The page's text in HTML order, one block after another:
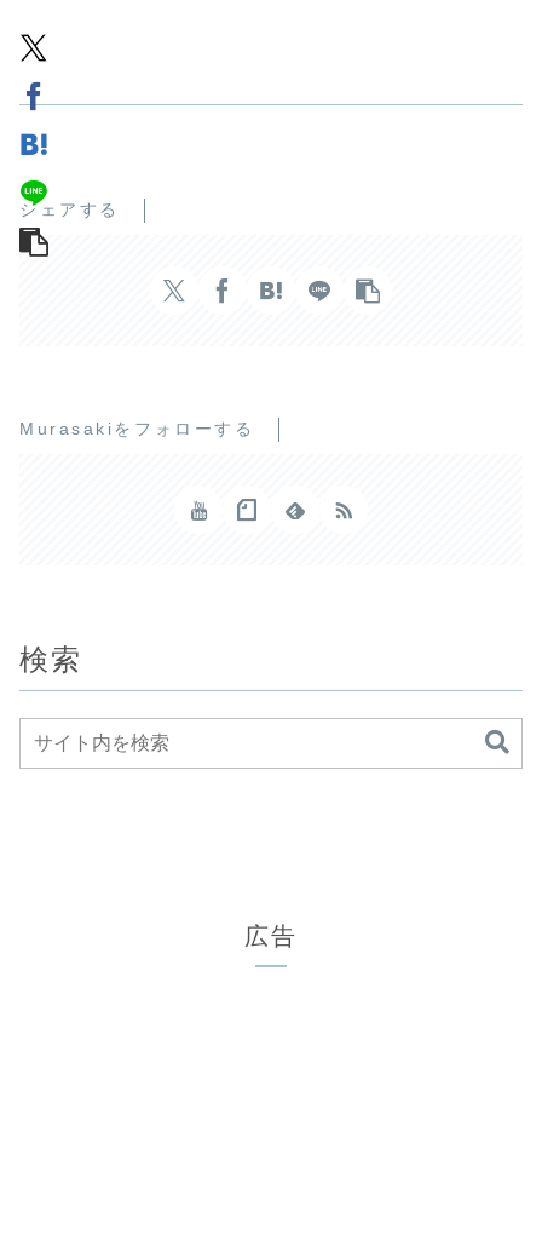
シェアする
Murasakiをフォローする
検索
広告